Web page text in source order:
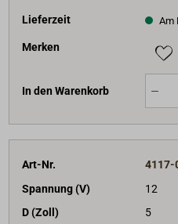
Lieferzeit Am
Merken
In den Warenkorb
Art-Nr.
4117-
Spannung (V)
12
D (Zoll)
5